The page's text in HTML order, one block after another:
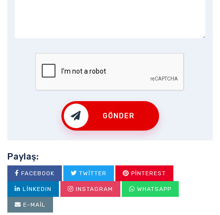
GÖNDER
Paylaş:
FACEBOOK TWITTER PINTEREST
LINKEDIN INSTAGRAM WHATSAPP
E-MAIL